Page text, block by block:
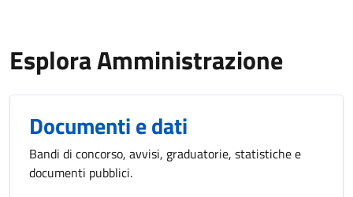
Esplora Amministrazione
Documenti e dati
Bandi di concorso, avvisi, graduatorie, statistiche e
documenti pubblici.